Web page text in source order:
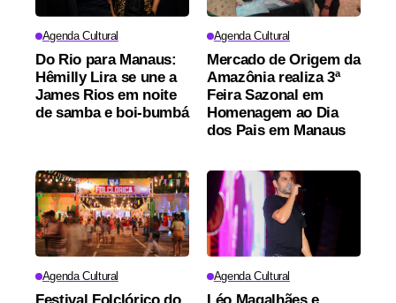
Agenda Cultural
Do Rio para Manaus:
Hêmilly Lira se une a
James Rios em noite
de samba e boi-bumbá
Agenda Cultural
Mercado de Origem da
Amazônia realiza 3ª
Feira Sazonal em
Homenagem ao Dia
dos Pais em Manaus
Agenda Cultural
Festival Folclórico do
Agenda Cultural
Léo Magalhães e